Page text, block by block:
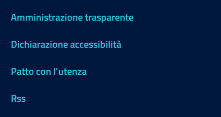
Amministrazione trasparente
Dichiarazione accessibilità
Patto con l'utenza
Rss